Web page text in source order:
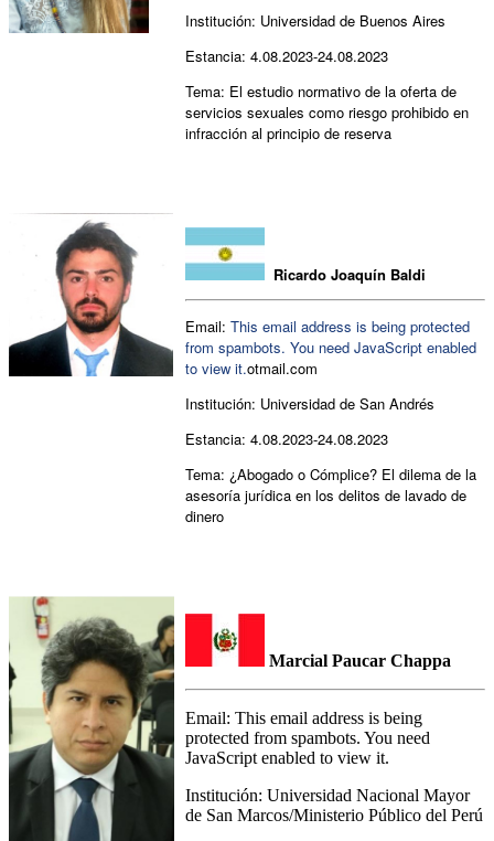
Institución: Universidad de Buenos Aires
Estancia: 4.08.2023-24.08.2023
Tema: El estudio normativo de la oferta de
servicios sexuales como riesgo prohibido en
infracción al principio de reserva
Ricardo Joaquín Baldi
Email: This email address is being protected
from spambots. You need JavaScript enabled
to view it.otmail.com
Institución: Universidad de San Andrés
Estancia: 4.08.2023-24.08.2023
Tema: ¿Abogado o Cómplice? El dilema de la
asesoría jurídica en los delitos de lavado de
dinero
Marcial Paucar Chappa
Email: This email address is being
protected from spambots. You need
JavaScript enabled to view it.
Institución: Universidad Nacional Mayor
de San Marcos/Ministerio Público del Perú